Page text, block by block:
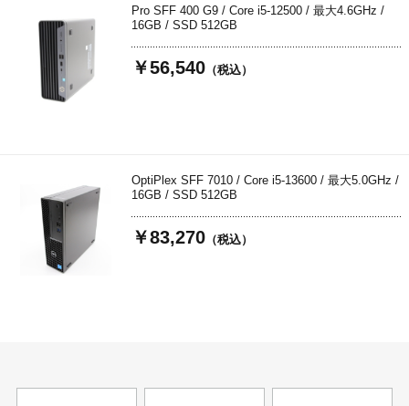
Pro SFF 400 G9 / Core i5-12500 / 最大4.6GHz /
16GB / SSD 512GB
￥56,540 （税込）
OptiPlex SFF 7010 / Core i5-13600 / 最大5.0GHz /
16GB / SSD 512GB
￥83,270 （税込）